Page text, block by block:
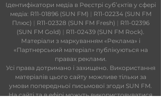
Ідентифікатори медіа в Реєстрі суб’єктів у сфері
медіа: R11-01896 (SUN FM) | R11-02234 (SUN FM
Плюс) | R11-02328 (SUN FM Fresh) | R11-02396
(SUN FM Gold) | R11-02439 (SUN FM Rock).
Матеріали з маркуванням «Реклама» і
«Партнерський матеріал» публікуються на
правах реклами.
Усі права дотримано і захищено. Використання
матеріалів цього сайту можливе тільки за
умови попередньої письмової згоди SUN FM.
На сайті та в ефірі можуть використовуватися